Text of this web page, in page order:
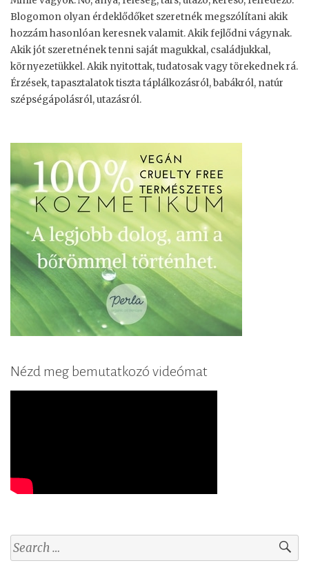
Blogomon olyan érdeklődőket szeretnék megszólítani akik
hozzám hasonlóan keresnek valamit. Akik fejlődni vágynak.
Akik jót szeretnének tenni saját magukkal, családjukkal,
környezetükkel. Akik nyitottak, tudatosak vagy törekednek rá.
Érzések, tapasztalatok tiszta táplálkozásról, babákról, natúr
szépségápolásról, utazásról.
Nézd meg bemutatkozó videómat
S
e